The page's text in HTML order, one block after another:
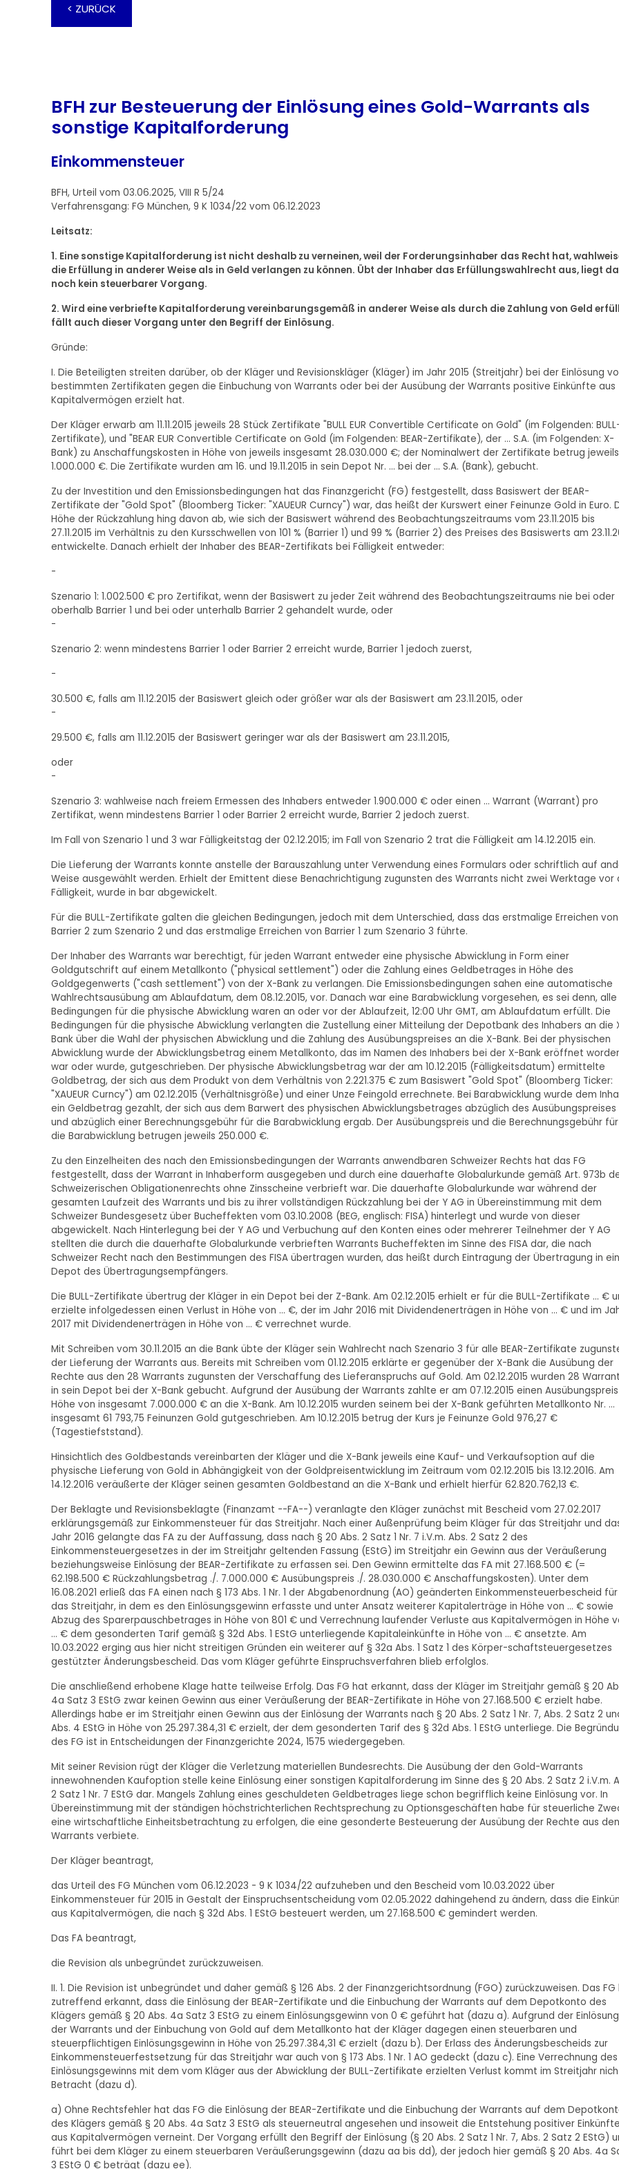
< ZURÜCK
BFH zur Besteuerung der Einlösung eines Gold-Warrants als
sonstige Kapitalforderung
Einkommensteuer
BFH, Urteil vom 03.06.2025, VIII R 5/24
Verfahrensgang: FG München, 9 K 1034/22 vom 06.12.2023
Leitsatz:
1. Eine sonstige Kapitalforderung ist nicht deshalb zu verneinen, weil der Forderungsinhaber das Recht hat,
die Erfüllung in anderer Weise als in Geld verlangen zu können. Übt der Inhaber das Erfüllungswahlrecht aus, liegt
noch kein steuerbarer Vorgang.
2. Wird eine verbriefte Kapitalforderung vereinbarungsgemäß in anderer Weise als durch die Zahlung von Geld
fällt auch dieser Vorgang unter den Begriff der Einlösung.
Gründe:
I. Die Beteiligten streiten darüber, ob der Kläger und Revisionskläger (Kläger) im Jahr 2015 (Streitjahr) bei der Einlösung
bestimmten Zertifikaten gegen die Einbuchung von Warrants oder bei der Ausübung der Warrants positive Einkünfte aus
Kapitalvermögen erzielt hat.
Der Kläger erwarb am 11.11.2015 jeweils 28 Stück Zertifikate "BULL EUR Convertible Certificate on Gold" (im Folgenden:
Zertifikate), und "BEAR EUR Convertible Certificate on Gold (im Folgenden: BEAR-Zertifikate), der ... S.A. (im Folgenden: X-
Bank) zu Anschaffungskosten in Höhe von jeweils insgesamt 28.030.000 €; der Nominalwert der Zertifikate betrug jeweils
1.000.000 €. Die Zertifikate wurden am 16. und 19.11.2015 in sein Depot Nr. ... bei der ... S.A. (Bank), gebucht.
Zu der Investition und den Emissionsbedingungen hat das Finanzgericht (FG) festgestellt, dass Basiswert der BEAR-
Zertifikate der "Gold Spot" (Bloomberg Ticker: "XAUEUR Curncy") war, das heißt der Kurswert einer Feinunze Gold in Euro.
Höhe der Rückzahlung hing davon ab, wie sich der Basiswert während des Beobachtungszeitraums vom 23.11.2015 bis
27.11.2015 im Verhältnis zu den Kursschwellen von 101 % (Barrier 1) und 99 % (Barrier 2) des Preises des Basiswerts am
entwickelte. Danach erhielt der Inhaber des BEAR-Zertifikats bei Fälligkeit entweder:
-
Szenario 1: 1.002.500 € pro Zertifikat, wenn der Basiswert zu jeder Zeit während des Beobachtungszeitraums nie bei oder
oberhalb Barrier 1 und bei oder unterhalb Barrier 2 gehandelt wurde, oder
-
Szenario 2: wenn mindestens Barrier 1 oder Barrier 2 erreicht wurde, Barrier 1 jedoch zuerst,
-
30.500 €, falls am 11.12.2015 der Basiswert gleich oder größer war als der Basiswert am 23.11.2015, oder
-
29.500 €, falls am 11.12.2015 der Basiswert geringer war als der Basiswert am 23.11.2015,
oder
-
Szenario 3: wahlweise nach freiem Ermessen des Inhabers entweder 1.900.000 € oder einen ... Warrant (Warrant) pro
Zertifikat, wenn mindestens Barrier 1 oder Barrier 2 erreicht wurde, Barrier 2 jedoch zuerst.
Im Fall von Szenario 1 und 3 war Fälligkeitstag der 02.12.2015; im Fall von Szenario 2 trat die Fälligkeit am 14.12.2015 ein.
Die Lieferung der Warrants konnte anstelle der Barauszahlung unter Verwendung eines Formulars oder schriftlich auf
Weise ausgewählt werden. Erhielt der Emittent diese Benachrichtigung zugunsten des Warrants nicht zwei Werktage vor
Fälligkeit, wurde in bar abgewickelt.
Für die BULL-Zertifikate galten die gleichen Bedingungen, jedoch mit dem Unterschied, dass das erstmalige Erreichen von
Barrier 2 zum Szenario 2 und das erstmalige Erreichen von Barrier 1 zum Szenario 3 führte.
Der Inhaber des Warrants war berechtigt, für jeden Warrant entweder eine physische Abwicklung in Form einer
Goldgutschrift auf einem Metallkonto ("physical settlement") oder die Zahlung eines Geldbetrages in Höhe des
Goldgegenwerts ("cash settlement") von der X-Bank zu verlangen. Die Emissionsbedingungen sahen eine automatische
Wahlrechtsausübung am Ablaufdatum, dem 08.12.2015, vor. Danach war eine Barabwicklung vorgesehen, es sei denn, alle
Bedingungen für die physische Abwicklung waren an oder vor der Ablaufzeit, 12:00 Uhr GMT, am Ablaufdatum erfüllt. Die
Bedingungen für die physische Abwicklung verlangten die Zustellung einer Mitteilung der Depotbank des Inhabers an die
Bank über die Wahl der physischen Abwicklung und die Zahlung des Ausübungspreises an die X-Bank. Bei der physischen
Abwicklung wurde der Abwicklungsbetrag einem Metallkonto, das im Namen des Inhabers bei der X-Bank eröffnet
war oder wurde, gutgeschrieben. Der physische Abwicklungsbetrag war der am 10.12.2015 (Fälligkeitsdatum) ermittelte
Goldbetrag, der sich aus dem Produkt von dem Verhältnis von 2.221.375 € zum Basiswert "Gold Spot" (Bloomberg Ticker:
"XAUEUR Curncy") am 02.12.2015 (Verhältnisgröße) und einer Unze Feingold errechnete. Bei Barabwicklung wurde dem
ein Geldbetrag gezahlt, der sich aus dem Barwert des physischen Abwicklungsbetrages abzüglich des Ausübungspreises
und abzüglich einer Berechnungsgebühr für die Barabwicklung ergab. Der Ausübungspreis und die Berechnungsgebühr für
die Barabwicklung betrugen jeweils 250.000 €.
Zu den Einzelheiten des nach den Emissionsbedingungen der Warrants anwendbaren Schweizer Rechts hat das FG
festgestellt, dass der Warrant in Inhaberform ausgegeben und durch eine dauerhafte Globalurkunde gemäß Art. 973b
Schweizerischen Obligationenrechts ohne Zinsscheine verbrieft war. Die dauerhafte Globalurkunde war während der
gesamten Laufzeit des Warrants und bis zu ihrer vollständigen Rückzahlung bei der Y AG in Übereinstimmung mit dem
Schweizer Bundesgesetz über Bucheffekten vom 03.10.2008 (BEG, englisch: FISA) hinterlegt und wurde von dieser
abgewickelt. Nach Hinterlegung bei der Y AG und Verbuchung auf den Konten eines oder mehrerer Teilnehmer der Y AG
stellten die durch die dauerhafte Globalurkunde verbrieften Warrants Bucheffekten im Sinne des FISA dar, die nach
Schweizer Recht nach den Bestimmungen des FISA übertragen wurden, das heißt durch Eintragung der Übertragung in ein
Depot des Übertragungsempfängers.
Die BULL-Zertifikate übertrug der Kläger in ein Depot bei der Z-Bank. Am 02.12.2015 erhielt er für die BULL-Zertifikate ... €
erzielte infolgedessen einen Verlust in Höhe von ... €, der im Jahr 2016 mit Dividendenerträgen in Höhe von ... € und im
2017 mit Dividendenerträgen in Höhe von ... € verrechnet wurde.
Mit Schreiben vom 30.11.2015 an die Bank übte der Kläger sein Wahlrecht nach Szenario 3 für alle BEAR-Zertifikate
der Lieferung der Warrants aus. Bereits mit Schreiben vom 01.12.2015 erklärte er gegenüber der X-Bank die Ausübung der
Rechte aus den 28 Warrants zugunsten der Verschaffung des Lieferanspruchs auf Gold. Am 02.12.2015 wurden 28
in sein Depot bei der X-Bank gebucht. Aufgrund der Ausübung der Warrants zahlte er am 07.12.2015 einen
Höhe von insgesamt 7.000.000 € an die X-Bank. Am 10.12.2015 wurden seinem bei der X-Bank geführten Metallkonto Nr. ...
insgesamt 61 793,75 Feinunzen Gold gutgeschrieben. Am 10.12.2015 betrug der Kurs je Feinunze Gold 976,27 €
(Tagestiefststand).
Hinsichtlich des Goldbestands vereinbarten der Kläger und die X-Bank jeweils eine Kauf- und Verkaufsoption auf die
physische Lieferung von Gold in Abhängigkeit von der Goldpreisentwicklung im Zeitraum vom 02.12.2015 bis 13.12.2016. Am
14.12.2016 veräußerte der Kläger seinen gesamten Goldbestand an die X-Bank und erhielt hierfür 62.820.762,13 €.
Der Beklagte und Revisionsbeklagte (Finanzamt --FA--) veranlagte den Kläger zunächst mit Bescheid vom 27.02.2017
erklärungsgemäß zur Einkommensteuer für das Streitjahr. Nach einer Außenprüfung beim Kläger für das Streitjahr und
Jahr 2016 gelangte das FA zu der Auffassung, dass nach § 20 Abs. 2 Satz 1 Nr. 7 i.V.m. Abs. 2 Satz 2 des
Einkommensteuergesetzes in der im Streitjahr geltenden Fassung (EStG) im Streitjahr ein Gewinn aus der Veräußerung
beziehungsweise Einlösung der BEAR-Zertifikate zu erfassen sei. Den Gewinn ermittelte das FA mit 27.168.500 € (=
62.198.500 € Rückzahlungsbetrag ./. 7.000.000 € Ausübungspreis ./. 28.030.000 € Anschaffungskosten). Unter dem
16.08.2021 erließ das FA einen nach § 173 Abs. 1 Nr. 1 der Abgabenordnung (AO) geänderten Einkommensteuerbescheid für
das Streitjahr, in dem es den Einlösungsgewinn erfasste und unter Ansatz weiterer Kapitalerträge in Höhe von ... € sowie
Abzug des Sparerpauschbetrages in Höhe von 801 € und Verrechnung laufender Verluste aus Kapitalvermögen in Höhe
... € dem gesonderten Tarif gemäß § 32d Abs. 1 EStG unterliegende Kapitaleinkünfte in Höhe von ... € ansetzte. Am
10.03.2022 erging aus hier nicht streitigen Gründen ein weiterer auf § 32a Abs. 1 Satz 1 des Körper-schaftsteuergesetzes
gestützter Änderungsbescheid. Das vom Kläger geführte Einspruchsverfahren blieb erfolglos.
Die anschließend erhobene Klage hatte teilweise Erfolg. Das FG hat erkannt, dass der Kläger im Streitjahr gemäß § 20
4a Satz 3 EStG zwar keinen Gewinn aus einer Veräußerung der BEAR-Zertifikate in Höhe von 27.168.500 € erzielt habe.
Allerdings habe er im Streitjahr einen Gewinn aus der Einlösung der Warrants nach § 20 Abs. 2 Satz 1 Nr. 7, Abs. 2 Satz 2
Abs. 4 EStG in Höhe von 25.297.384,31 € erzielt, der dem gesonderten Tarif des § 32d Abs. 1 EStG unterliege. Die
des FG ist in Entscheidungen der Finanzgerichte 2024, 1575 wiedergegeben.
Mit seiner Revision rügt der Kläger die Verletzung materiellen Bundesrechts. Die Ausübung der den Gold-Warrants
innewohnenden Kaufoption stelle keine Einlösung einer sonstigen Kapitalforderung im Sinne des § 20 Abs. 2 Satz 2 i.V.m.
2 Satz 1 Nr. 7 EStG dar. Mangels Zahlung eines geschuldeten Geldbetrages liege schon begrifflich keine Einlösung vor. In
Übereinstimmung mit der ständigen höchstrichterlichen Rechtsprechung zu Optionsgeschäften habe für steuerliche
eine wirtschaftliche Einheitsbetrachtung zu erfolgen, die eine gesonderte Besteuerung der Ausübung der Rechte aus den
Warrants verbiete.
Der Kläger beantragt,
das Urteil des FG München vom 06.12.2023 - 9 K 1034/22 aufzuheben und den Bescheid vom 10.03.2022 über
Einkommensteuer für 2015 in Gestalt der Einspruchsentscheidung vom 02.05.2022 dahingehend zu ändern, dass die
aus Kapitalvermögen, die nach § 32d Abs. 1 EStG besteuert werden, um 27.168.500 € gemindert werden.
Das FA beantragt,
die Revision als unbegründet zurückzuweisen.
II. 1. Die Revision ist unbegründet und daher gemäß § 126 Abs. 2 der Finanzgerichtsordnung (FGO) zurückzuweisen. Das FG
zutreffend erkannt, dass die Einlösung der BEAR-Zertifikate und die Einbuchung der Warrants auf dem Depotkonto des
Klägers gemäß § 20 Abs. 4a Satz 3 EStG zu einem Einlösungsgewinn von 0 € geführt hat (dazu a). Aufgrund der Einlösung
der Warrants und der Einbuchung von Gold auf dem Metallkonto hat der Kläger dagegen einen steuerbaren und
steuerpflichtigen Einlösungsgewinn in Höhe von 25.297.384,31 € erzielt (dazu b). Der Erlass des Änderungsbescheids zur
Einkommensteuerfestsetzung für das Streitjahr war auch von § 173 Abs. 1 Nr. 1 AO gedeckt (dazu c). Eine Verrechnung des
Einlösungsgewinns mit dem vom Kläger aus der Abwicklung der BULL-Zertifikate erzielten Verlust kommt im Streitjahr
Betracht (dazu d).
a) Ohne Rechtsfehler hat das FG die Einlösung der BEAR-Zertifikate und die Einbuchung der Warrants auf dem
des Klägers gemäß § 20 Abs. 4a Satz 3 EStG als steuerneutral angesehen und insoweit die Entstehung positiver Einkünfte
aus Kapitalvermögen verneint. Der Vorgang erfüllt den Begriff der Einlösung (§ 20 Abs. 2 Satz 1 Nr. 7, Abs. 2 Satz 2 EStG)
führt bei dem Kläger zu einem steuerbaren Veräußerungsgewinn (dazu aa bis dd), der jedoch hier gemäß § 20 Abs. 4a
3 EStG 0 € beträgt (dazu ee).